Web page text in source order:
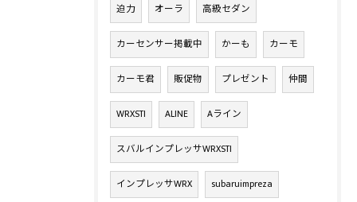
迫力 オーラ 高級セダン
カーセンサー掲載中 かーも カーモ
カーモ君 販促物 プレゼント 仲間
WRXSTI ALINE Aライン
スバルインプレッサWRXSTI
インプレッサWRX subaruimpreza